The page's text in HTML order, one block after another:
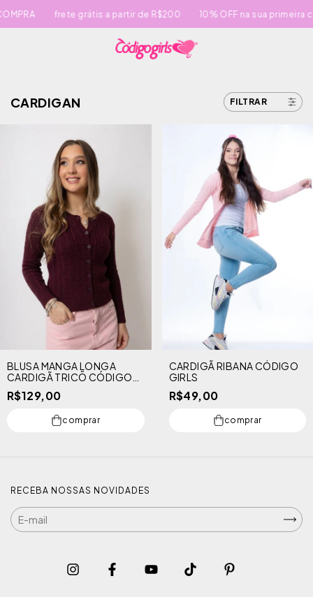
frete grátis a partir de R$200 10% OFF na sua primeira compra
CARDIGAN FILTRAR
BLUSA MANGA LONGA
CARDIGÃ TRICÕ CÓDIGO
GIRLS
R$129,00
comprar
CARDIGÃ RIBANA CÓDIGO
GIRLS
R$49,00
comprar
RECEBA NOSSAS NOVIDADES